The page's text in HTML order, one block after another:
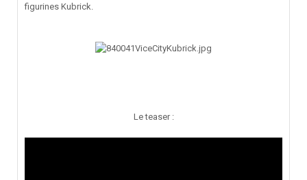
figurines Kubrick.
Le teaser :